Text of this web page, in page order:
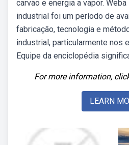
carvão e energia a vapor.
industrial foi um período de
fabricação, tecnologia e
industrial, particularmente nos
Equipe da enciclopédia
For more information,
LEARN